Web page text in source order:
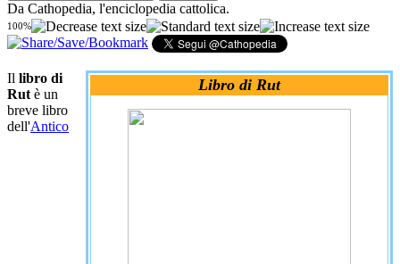
Da Cathopedia, l'enciclopedia cattolica.
100%
Libro di Rut
Il libro di
Rut è un
breve libro
dell'Antico